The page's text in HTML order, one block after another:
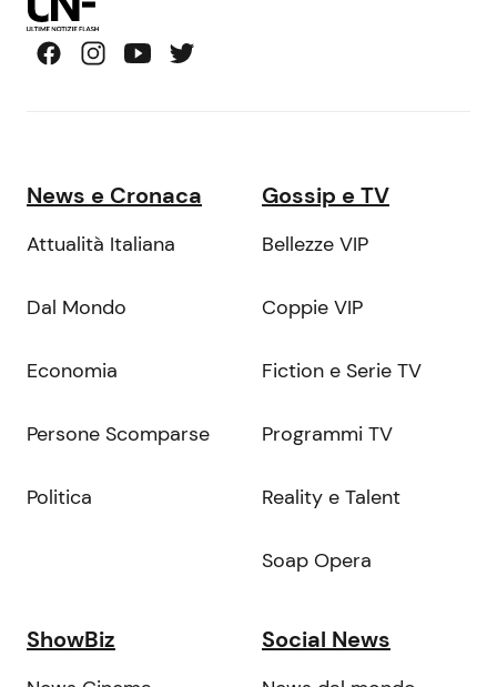
News e Cronaca
Attualità Italiana
Dal Mondo
Economia
Persone Scomparse
Politica
Gossip e TV
Bellezze VIP
Coppie VIP
Fiction e Serie TV
Programmi TV
Reality e Talent
Soap Opera
ShowBiz Social News